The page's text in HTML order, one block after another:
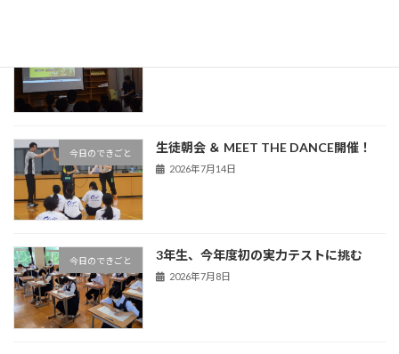
今日のできごと 生徒朝会 ＆ MEET THE DANCE開催！
2026年7月14日
今日のできごと 3年生、今年度初の実力テストに挑む
2026年7月8日